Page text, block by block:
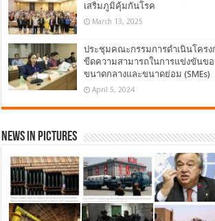
เสริมภูมิคุ้มกันโรค
March 13, 2025
ประชุมคณะกรรมการดำเนินโครง
ขีดความสามารถในการแข่งขันข
ขนาดกลางและขนาดย่อม (SMEs)
April 5, 2024
News in Pictures